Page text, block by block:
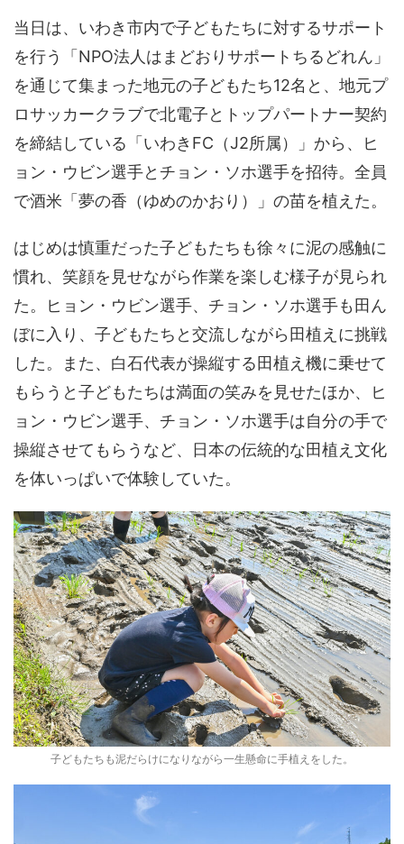
当日は、いわき市内で子どもたちに対するサポート
を行う「NPO法人はまどおりサポートちるどれん」
を通じて集まった地元の子どもたち12名と、地元プ
ロサッカークラブで北電子とトップパートナー契約
を締結している「いわきFC（J2所属）」から、ヒ
ョン・ウビン選手とチョン・ソホ選手を招待。全員
で酒米「夢の香（ゆめのかおり）」の苗を植えた。
はじめは慎重だった子どもたちも徐々に泥の感触に
慣れ、笑顔を見せながら作業を楽しむ様子が見られ
た。ヒョン・ウビン選手、チョン・ソホ選手も田ん
ぼに入り、子どもたちと交流しながら田植えに挑戦
した。また、白石代表が操縦する田植え機に乗せて
もらうと子どもたちは満面の笑みを見せたほか、ヒ
ョン・ウビン選手、チョン・ソホ選手は自分の手で
操縦させてもらうなど、日本の伝統的な田植え文化
を体いっぱいで体験していた。
子どもたちも泥だらけになりながら一生懸命に手植えをした。